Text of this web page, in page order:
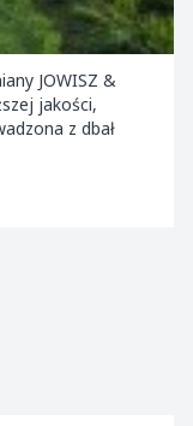
JOWISZ &
jakości,
z dbał